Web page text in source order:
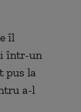
îl
într-un
pus la
a-l